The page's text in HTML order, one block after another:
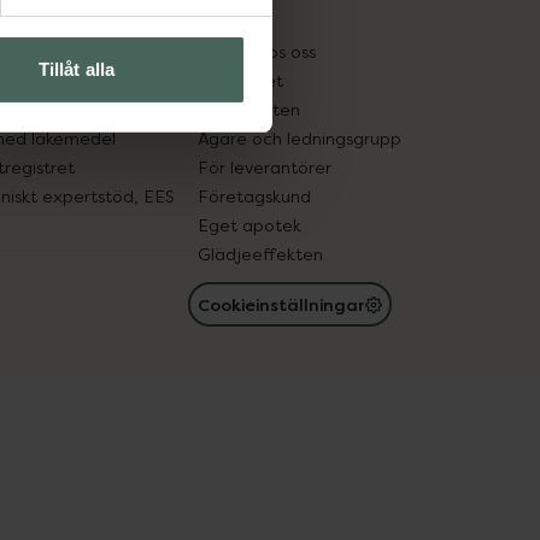
Tillåt alla
in gammal medicin
läkemedel
expertstöd, EES
Pressrum
Jobba hos oss
Hållbarhet
Samarbeten
Ägare och ledningsgrupp
För leverantörer
Företagskund
Eget apotek
Glädjeeffekten
Cookieinställningar